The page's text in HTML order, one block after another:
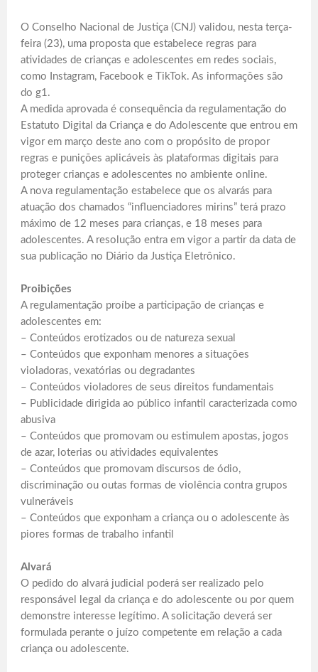
O Conselho Nacional de Justiça (CNJ) validou, nesta terça-
feira (23), uma proposta que estabelece regras para
atividades de crianças e adolescentes em redes sociais,
como Instagram, Facebook e TikTok. As informações são
do g1.
A medida aprovada é consequência da regulamentação do
Estatuto Digital da Criança e do Adolescente que entrou em
vigor em março deste ano com o propósito de propor
regras e punições aplicáveis às plataformas digitais para
proteger crianças e adolescentes no ambiente online.
A nova regulamentação estabelece que os alvarás para
atuação dos chamados “influenciadores mirins” terá prazo
máximo de 12 meses para crianças, e 18 meses para
adolescentes. A resolução entra em vigor a partir da data de
sua publicação no Diário da Justiça Eletrônico.
Proibições
A regulamentação proíbe a participação de crianças e
adolescentes em:
– Conteúdos erotizados ou de natureza sexual
– Conteúdos que exponham menores a situações
violadoras, vexatórias ou degradantes
– Conteúdos violadores de seus direitos fundamentais
– Publicidade dirigida ao público infantil caracterizada como
abusiva
– Conteúdos que promovam ou estimulem apostas, jogos
de azar, loterias ou atividades equivalentes
– Conteúdos que promovam discursos de ódio,
discriminação ou outas formas de violência contra grupos
vulneráveis
– Conteúdos que exponham a criança ou o adolescente às
piores formas de trabalho infantil
Alvará
O pedido do alvará judicial poderá ser realizado pelo
responsável legal da criança e do adolescente ou por quem
demonstre interesse legítimo. A solicitação deverá ser
formulada perante o juízo competente em relação a cada
criança ou adolescente.